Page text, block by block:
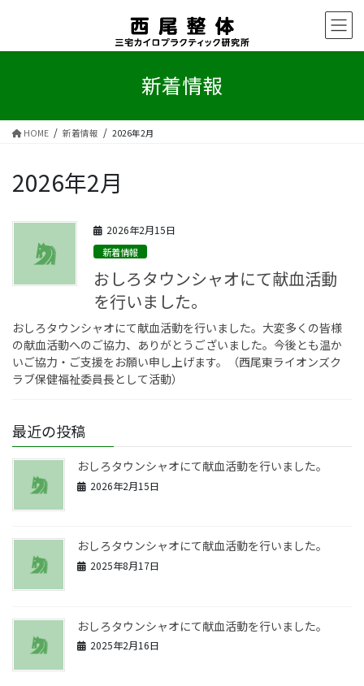
新着情報
HOME 新着情報 2026年2月
2026年2月
2026年2月15日
新着情報
おしろタウンシャオにて献血活動
を行いました。
おしろタウンシャオにて献血活動を行いました。大変多くの皆様
の献血活動へのご協力、ありがとうございました。今後とも温か
いご協力・ご支援をお願い申し上げます。（西尾東ライオンズク
ラブ保健福祉委員長として活動）
最近の投稿
おしろタウンシャオにて献血活動を行いました。
2026年2月15日
おしろタウンシャオにて献血活動を行いました。
2025年8月17日
おしろタウンシャオにて献血活動を行いました。
2025年2月16日